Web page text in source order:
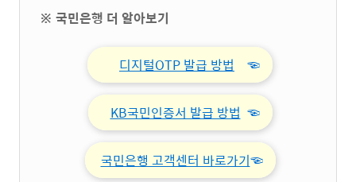
※ 국민은행 더 알아보기
디지털OTP 발급 방법 ☜
KB국민인증서 발급 방법 ☜
국민은행 고객센터 바로가기☜